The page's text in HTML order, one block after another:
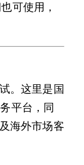
可使用，
。这里是国
平台，同
海外市场客